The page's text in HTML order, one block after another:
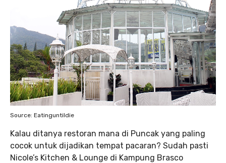
Source: Eatinguntildie
Kalau ditanya restoran mana di Puncak yang paling
cocok untuk dijadikan tempat pacaran? Sudah pasti
Nicole’s Kitchen & Lounge di Kampung Brasco